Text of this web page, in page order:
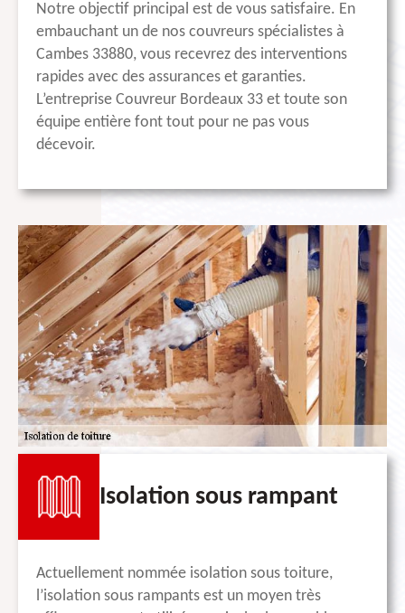
Notre objectif principal est de vous satisfaire. En
embauchant un de nos couvreurs spécialistes à
Cambes 33880, vous recevrez des interventions
rapides avec des assurances et garanties.
L’entreprise Couvreur Bordeaux 33 et toute son
équipe entière font tout pour ne pas vous
décevoir.
Isolation sous rampant
Actuellement nommée isolation sous toiture,
l’isolation sous rampants est un moyen très